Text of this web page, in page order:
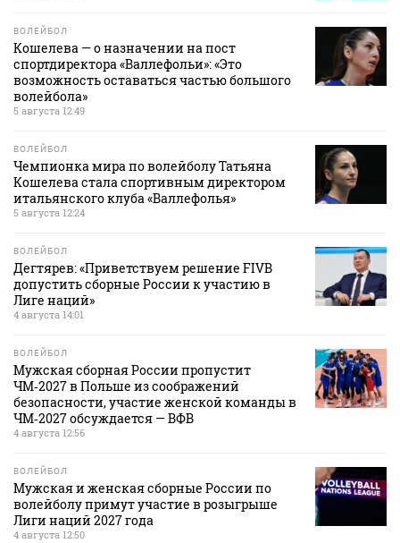
ВОЛЕЙБОЛ
Кошелева — о назначении на пост
спортдиректора «Валлефольи»: «Это
возможность оставаться частью большого
волейбола»
5 августа 12:49
ВОЛЕЙБОЛ
Чемпионка мира по волейболу Татьяна
Кошелева стала спортивным директором
итальянского клуба «Валлефолья»
5 августа 12:24
ВОЛЕЙБОЛ
Дегтярев: «Приветствуем решение FIVB
допустить сборные России к участию в
Лиге наций»
4 августа 14:01
ВОЛЕЙБОЛ
Мужская сборная России пропустит
ЧМ‑2027 в Польше из соображений
безопасности, участие женской команды в
ЧМ‑2027 обсуждается — ВФВ
4 августа 12:56
ВОЛЕЙБОЛ
Мужская и женская сборные России по
волейболу примут участие в розыгрыше
Лиги наций 2027 года
4 августа 12:50